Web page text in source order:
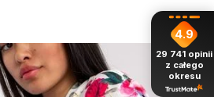
4.9
29 741 opinii
z całego
okresu